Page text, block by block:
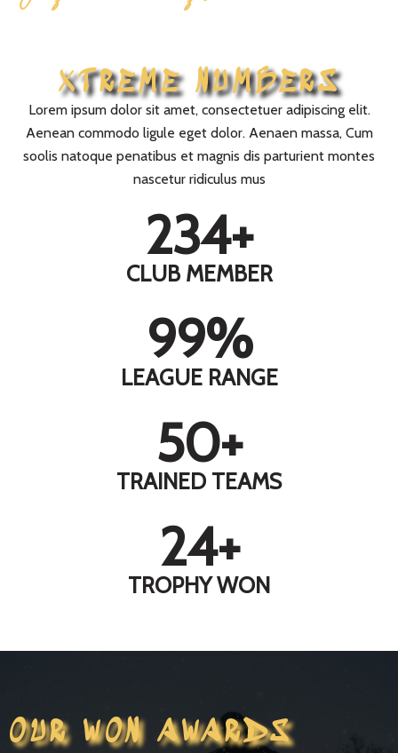
XTREME NUMBERS
Lorem ipsum dolor sit amet, consectetuer adipiscing elit.
Aenean commodo ligule eget dolor. Aenaen massa, Cum
soolis natoque penatibus et magnis dis parturient montes
nascetur ridiculus mus
234+
CLUB MEMBER
99%
LEAGUE RANGE
50+
TRAINED TEAMS
24+
TROPHY WON
OUR WON AWARDS